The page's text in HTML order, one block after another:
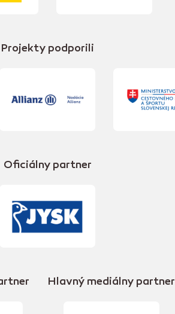
Projekty podporili
Oficiálny partner
Hlavný mediálny partner